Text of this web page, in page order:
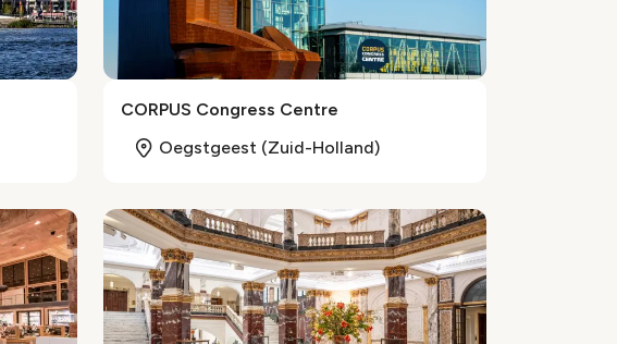
CORPUS Congress Centre
Oegstgeest (Zuid-Holland)